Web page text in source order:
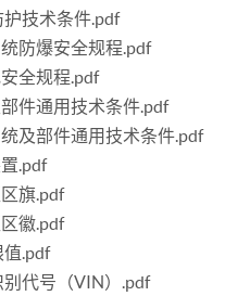
技术条件.pdf
防爆安全规程.pdf
全规程.pdf
件通用技术条件.pdf
及部件通用技术条件.pdf
.pdf
旗.pdf
徽.pdf
值.pdf
代号（VIN）.pdf